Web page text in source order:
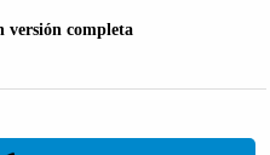
versión completa